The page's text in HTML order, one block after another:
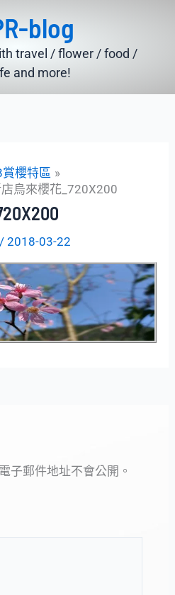
blog
travel / flower / food /
and more!
櫻特區
烏來櫻花_720X200
/2018-03-22
子郵件地址不會公開。